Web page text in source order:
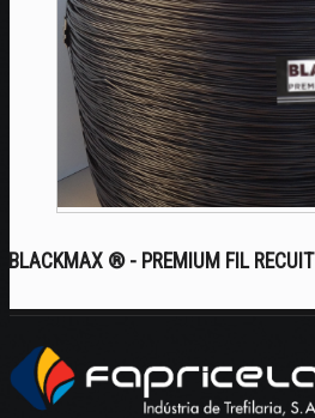
BLACKMAX ® - PREMIUM FIL RECUIT